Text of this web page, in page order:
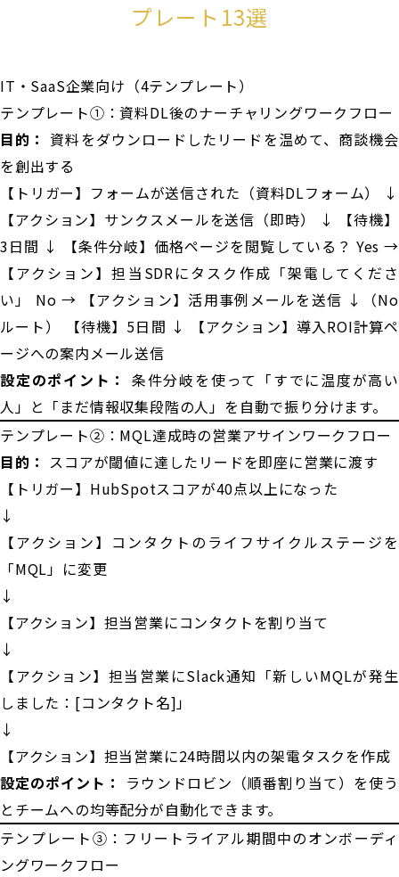
プレート13選
IT・SaaS企業向け（4テンプレート）
テンプレート①：資料DL後のナーチャリングワークフロー
目的： 資料をダウンロードしたリードを温めて、商談機会
を創出する
【トリガー】フォームが送信された（資料DLフォーム） ↓
【アクション】サンクスメールを送信（即時） ↓ 【待機】
3日間 ↓ 【条件分岐】価格ページを閲覧している？ Yes →
【アクション】担当SDRにタスク作成「架電してくださ
い」 No → 【アクション】活用事例メールを送信 ↓（No
ルート） 【待機】5日間 ↓ 【アクション】導入ROI計算ペ
ージへの案内メール送信
設定のポイント：
条件分岐を使って「すでに温度が高い
人」と「まだ情報収集段階の人」を自動で振り分けます。
テンプレート②：MQL達成時の営業アサインワークフロー
目的： スコアが閾値に達したリードを即座に営業に渡す
【トリガー】HubSpotスコアが40点以上になった
↓
【アクション】コンタクトのライフサイクルステージを
「MQL」に変更
↓
【アクション】担当営業にコンタクトを割り当て
↓
【アクション】担当営業にSlack通知「新しいMQLが発生
しました：[コンタクト名]」
↓
【アクション】担当営業に24時間以内の架電タスクを作成
設定のポイント：
ラウンドロビン（順番割り当て）を使う
とチームへの均等配分が自動化できます。
テンプレート③：フリートライアル期間中のオンボーディ
ングワークフロー